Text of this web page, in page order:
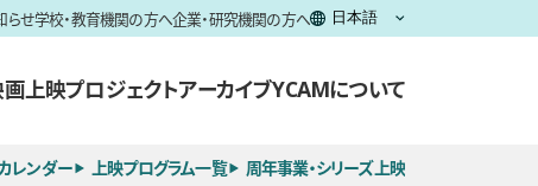
らせ学校・教育機関の方へ企業・研究機関の方へ
上映プロジェクトアーカイブYCAMについて
レンダー 上映プログラム一覧 周年事業・シリーズ上映